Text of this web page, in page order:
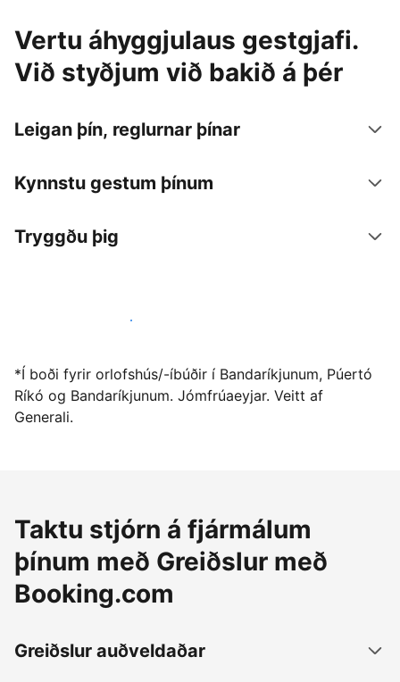
Vertu áhyggjulaus gestgjafi.
Við styðjum við bakið á þér
Leigan þín, reglurnar þínar
Kynnstu gestum þínum
Tryggðu þig
Vertu gestgjafi hjá okkur í dag
*Í boði fyrir orlofshús/-íbúðir í Bandaríkjunum, Púertó
Ríkó og Bandaríkjunum. Jómfrúaeyjar. Veitt af
Generali.
Taktu stjórn á fjármálum
þínum með Greiðslur með
Booking.com
Greiðslur auðveldaðar